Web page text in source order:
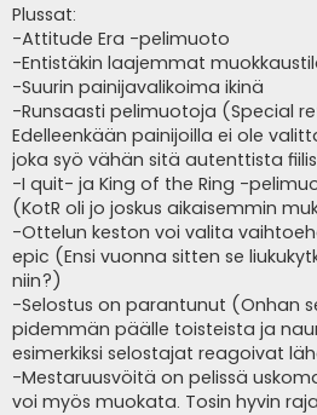
Plussat:
-Attitude Era -pelimuoto
-Entistäkin laajemmat
-Suurin painijavalikoima ikinä
-Runsaasti pelimuotoja (Special
Edelleenkään painijoilla ei ole
joka syö vähän sitä autenttista
-I quit- ja King of the Ring -
(KotR oli jo joskus aikaisemmin
-Ottelun keston voi valita
epic (Ensi vuonna sitten se
niin?)
-Selostus on parantunut (Onhan
pidemmän päälle toisteista ja
esimerkiksi selostajat reagoivat
-Mestaruusvöitä on pelissä
voi myös muokata. Tosin hyvin